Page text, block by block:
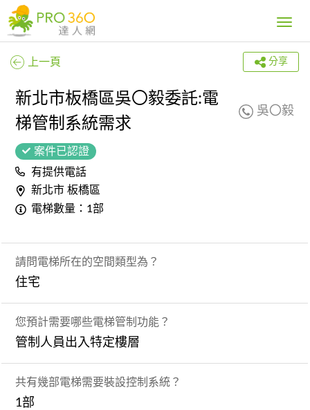
Toggle
上一頁 分享
新北市板橋區吳〇毅委託:電
梯管制系統需求
吳〇毅
案件已認證
有提供電話
新北市 板橋區
電梯數量：1部
請問電梯所在的空間類型為？
住宅
您預計需要哪些電梯管制功能？
管制人員出入特定樓層
共有幾部電梯需要裝設控制系統？
1部